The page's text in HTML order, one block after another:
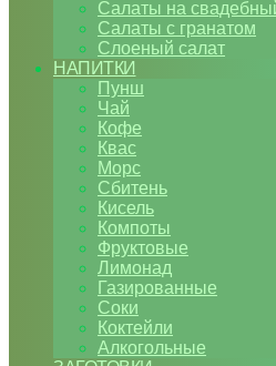
Салаты на
Салаты с гранатом
Слоеный салат
НАПИТКИ
Пунш
Чай
Кофе
Квас
Морс
Сбитень
Кисель
Компоты
Фруктовые
Лимонад
Газированные
Соки
Коктейли
Алкогольные